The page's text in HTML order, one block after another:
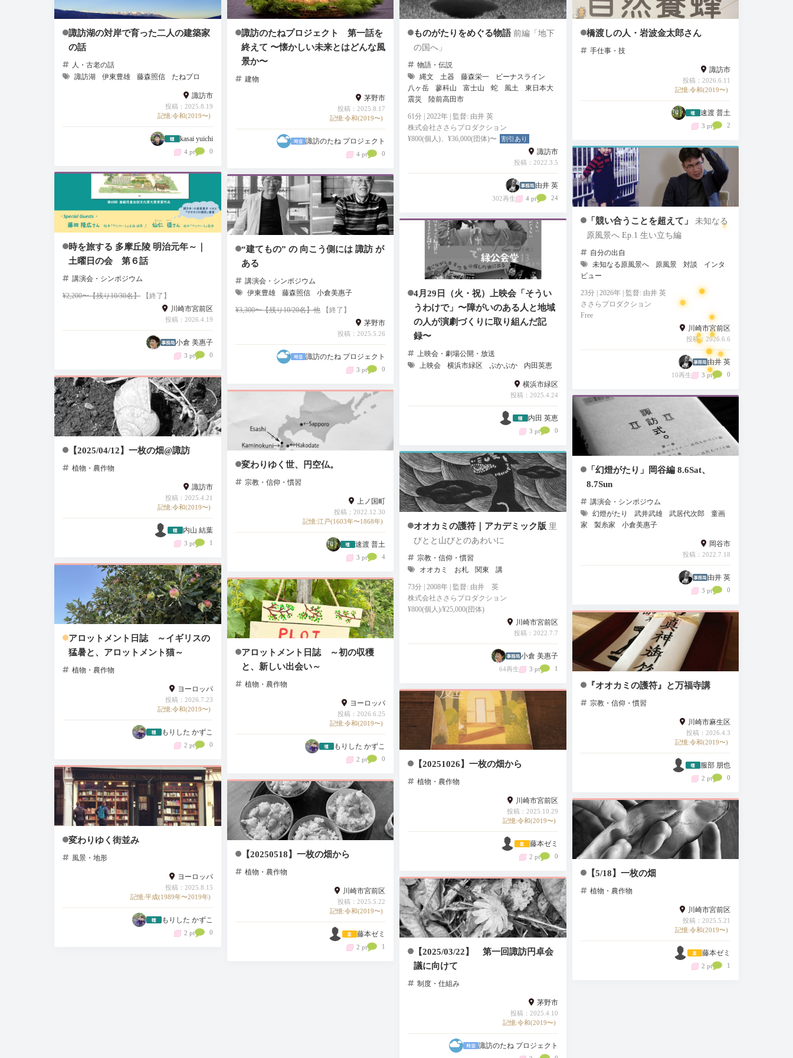
諏訪湖の対岸で育った二人の建築家
の話
人・古老の話
諏訪湖
伊東豊雄 藤森照信 たねプロ
諏訪市
投稿：2025.8.19
記憶:令和(2019〜)
kasai yuichi
4 pt 0
諏訪のたねプロジェクト 第一話を
終えて 〜懐かしい未来とはどんな風
景か〜
建物
茅野市
投稿：2025.8.17
記憶:令和(2019〜)
諏訪のたね プロジェクト
4 pt 0
ものがたりをめぐる物語 前編「地下
の国へ」
物語・伝説
縄文
土器 藤森栄一
ビーナスライン
八ヶ岳
蓼科山 富士山 蛇 風土
東日本大
震災
陸前高田市
61分 | 2022年 | 監督: 由井 英
株式会社ささらプロダクション
¥800(個人)、¥36,000(団体)〜
割引あり
諏訪市
投稿：2022.3.5
由井 英
302再生 4 pt 24
橋渡しの人・岩波金太郎さん
手仕事・技
諏訪市
投稿：2026.6.11
記憶:令和(2019〜)
速渡 普土
3 pt 2
「競い合うことを超えて」
未知なる
原風景へ Ep.1 生い立ち編
自分の出自
未知なる原風景へ
原風景 対談
インタ
ビュー
23分 | 2026年 | 監督: 由井 英
ささらプロダクション
Free
川崎市宮前区
投稿：2026.6.6
由井 英
10再生 3 pt 0
時を旅する 多摩丘陵 明治元年～｜
土曜日の会 第６話
講演会・シンポジウム
¥2,200〜【残り10/30名】 【終了】
川崎市宮前区
投稿：2026.4.19
小倉 美惠子
3 pt 0
“建てもの” の 向こう側には 諏訪 が
ある
講演会・シンポジウム
伊東豊雄
藤森照信 小倉美惠子
¥3,300〜【残り10/20名】他【終了】
茅野市
投稿：2025.5.26
諏訪のたね プロジェクト
3 pt 0
4月29日（火・祝）上映会「そうい
うわけで」〜障がいのある人と地域
の人が演劇づくりに取り組んだ記
録〜
上映会・劇場公開・放送
上映会
横浜市緑区 ぷかぷか 内田英恵
横浜市緑区
投稿：2025.4.24
内田 英恵
3 pt 0
【2025/04/12】一枚の畑@諏訪
植物・農作物
諏訪市
投稿：2025.4.21
記憶:令和(2019〜)
内山 結葉
3 pt 1
変わりゆく世、円空仏。
宗教・信仰・慣習
上ノ国町
投稿：2022.12.30
記憶:江戸(1603年〜1868年)
速渡 普土
3 pt 4
「幻燈がたり」岡谷編 8.6Sat、
8.7Sun
講演会・シンポジウム
幻燈がたり
武井武雄 武居代次郎
童画
家
製糸家 小倉美惠子
岡谷市
投稿：2022.7.18
由井 英
3 pt 0
オオカミの護符｜アカデミック版 里
びとと山びとのあわいに
宗教・信仰・慣習
オオカミ
お札 関東 講
73分 | 2008年 | 監督: 由井 英
株式会社ささらプロダクション
¥800(個人)/¥25,000(団体)
川崎市宮前区
投稿：2022.7.7
小倉 美惠子
64再生 3 pt 1
アロットメント日誌 ～イギリスの
猛暑と、アロットメント猫～
植物・農作物
ヨーロッパ
投稿：2026.7.23
記憶:令和(2019〜)
もりした かずこ
2 pt 0
アロットメント日誌 ～初の収穫
と、新しい出会い～
植物・農作物
ヨーロッパ
投稿：2026.6.25
記憶:令和(2019〜)
もりした かずこ
2 pt 0
『オオカミの護符』と万福寺講
宗教・信仰・慣習
川崎市麻生区
投稿：2026.4.3
記憶:令和(2019〜)
服部 朋也
2 pt 0
【20251026】一枚の畑から
植物・農作物
川崎市宮前区
投稿：2025.10.29
記憶:令和(2019〜)
藤本ゼミ
2 pt 0
変わりゆく街並み
風景・地形
ヨーロッパ
投稿：2025.8.15
記憶:平成(1989年〜2019年)
もりした かずこ
2 pt 0
【20250518】一枚の畑から
植物・農作物
川崎市宮前区
投稿：2025.5.22
記憶:令和(2019〜)
藤本ゼミ
2 pt 1
【5/18】一枚の畑
植物・農作物
川崎市宮前区
投稿：2025.5.21
記憶:令和(2019〜)
藤本ゼミ
2 pt 1
【2025/03/22】 第一回諏訪円卓会
議に向けて
制度・仕組み
茅野市
投稿：2025.4.10
記憶:令和(2019〜)
諏訪のたね プロジェクト